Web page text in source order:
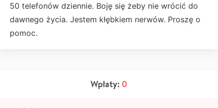
50 telefonów dziennie. Boję się żeby nie wrócić do
dawnego życia. Jestem kłębkiem nerwów. Proszę o
pomoc.
Wpłaty: 0